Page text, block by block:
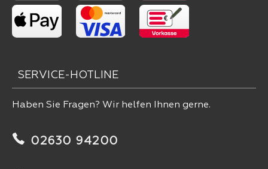
SERVICE-HOTLINE
Haben Sie Fragen? Wir helfen Ihnen gerne.
02630 94200